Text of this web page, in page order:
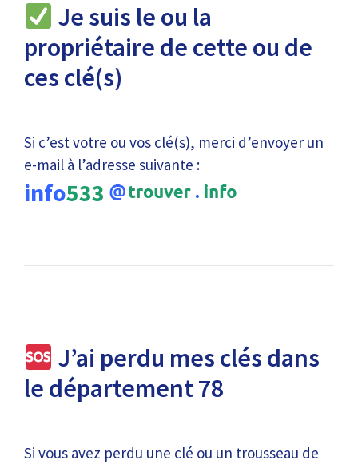
Je suis le ou la
propriétaire de cette ou de
ces clé(s)
Si c’est votre ou vos clé(s), merci d’envoyer un
e-mail à l’adresse suivante :
info533
J’ai perdu mes clés dans
le département 78
Si vous avez perdu une clé ou un trousseau de